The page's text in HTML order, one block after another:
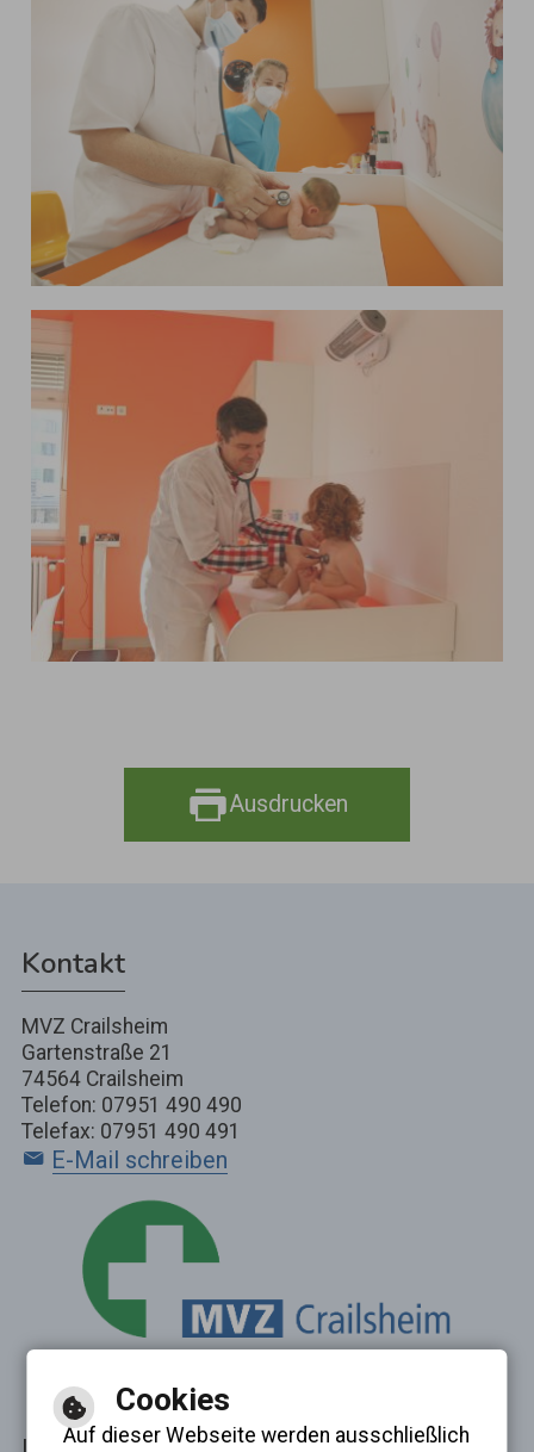
Ausdrucken
Kontakt
MVZ Crailsheim
Gartenstraße 21
74564 Crailsheim
Telefon: 07951 490 490
Telefax: 07951 490 491
E-Mail schreiben
Cookies
Auf dieser Webseite werden ausschließlich